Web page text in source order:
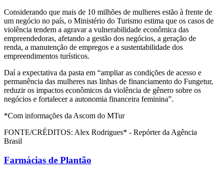
Considerando que mais de 10 milhões de mulheres estão à frente de
um negócio no país, o Ministério do Turismo estima que os casos de
violência tendem a agravar a vulnerabilidade econômica das
empreendedoras, afetando a gestão dos negócios, a geração de
renda, a manutenção de empregos e a sustentabilidade dos
empreendimentos turísticos.
Daí a expectativa da pasta em “ampliar as condições de acesso e
permanência das mulheres nas linhas de financiamento do Fungetur,
reduzir os impactos econômicos da violência de gênero sobre os
negócios e fortalecer a autonomia financeira feminina”.
*Com informações da Ascom do MTur
FONTE/CRÉDITOS: Alex Rodrigues* - Repórter da Agência
Brasil
Farmácias de Plantão